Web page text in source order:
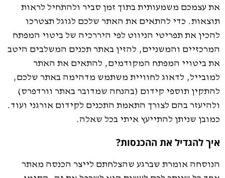
את עצמכם משמעותית בתוך זמן סביר ולהתחיל לראות
תוצאות. כדי להתאים את האתר שלכם לגוגל תצטרכו
להכין את תפריטי הניווט לפי היררכיה של ביטוי המפתח
המרכזיים והמשניים, להזין באתר תכנים המשלבים היטב
את ביטויי המפתח המקודמים, להתאים את האתר
למובייל, לדאוג לחוויית משתמש מדהימה באתר שלכם,
להתקין תוספי קידום (בהנחה שמדובר באתר וורדפרס)
ולהיעזר בהם לצורך התאמת התכנים לקידום אורגני ועוד.
כמובן שניתן להתייעץ איתי בכל שאלה.
איך להגדיל את ההכנסות?
הנוסחה אומרת שברגע שהצלחתם לייצר הכנסה מאתר